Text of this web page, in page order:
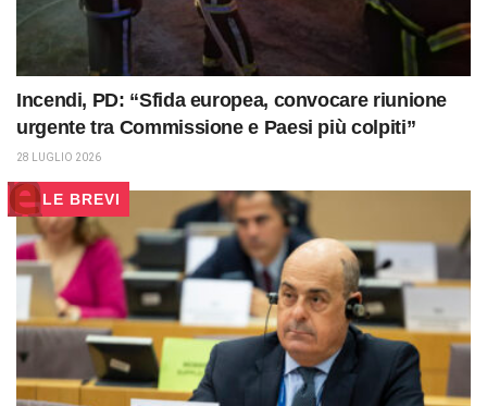
Incendi, PD: “Sfida europea, convocare riunione
urgente tra Commissione e Paesi più colpiti”
28 LUGLIO 2026
LE BREVI